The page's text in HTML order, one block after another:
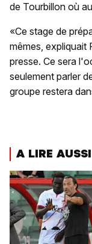
de Tourbillon où
«Ce stage de
mêmes, expliquait
presse. Ce sera
seulement parler
groupe restera
A LIRE AUSSI